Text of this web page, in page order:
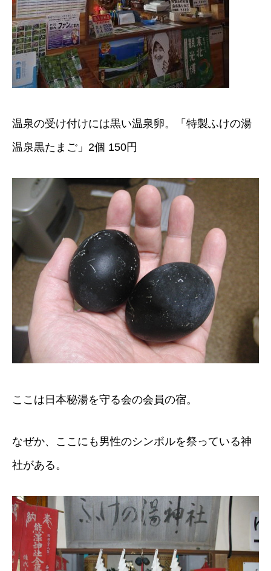
温泉の受け付けには黒い温泉卵。「特製ふけの湯
温泉黒たまご」2個 150円
ここは日本秘湯を守る会の会員の宿。
なぜか、ここにも男性のシンボルを祭っている神
社がある。